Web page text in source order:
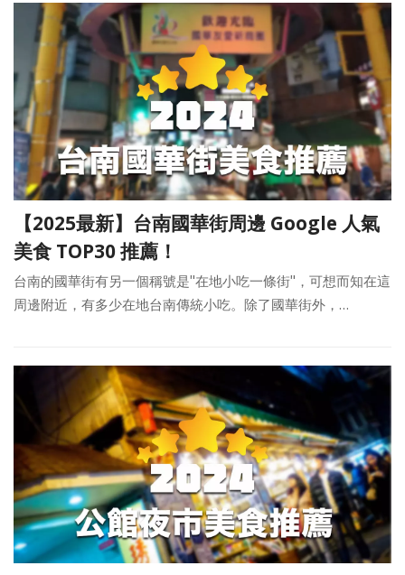
【2025最新】台南國華街周邊 Google 人氣
美食 TOP30 推薦！
台南的國華街有另一個稱號是"在地小吃一條街"，可想而知在這
周邊附近，有多少在地台南傳統小吃。除了國華街外，…